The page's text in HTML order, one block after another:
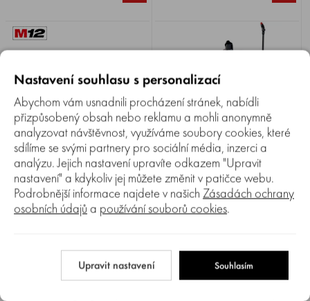
0%
Porovnat
Aku postřikovač MILWAUKEE
M12 BHCS3L-201
Aku postřikovač MILWAUKEE
M12 BHCS3L-201 , 12 V Li-
ion, průtok 0,6 - 1,6 l/min,
max. tlak 5,5 bar, objem
Skladem 1-2 ks
100%
Porovnat
Aku postřikovač SOLO 411
Classic
Aku zádový postřikovač SOLO
411 Classic , baterie Li-ion
11,1 V / 2,5 Ah, objem
nádrže 10 litrů, provozní tlak
Skladem 3-5 ks
Nastavení souhlasu s personalizací
Abychom vám usnadnili procházení stránek, nabídli
přizpůsobený obsah nebo reklamu a mohli anonymně
analyzovat návštěvnost, využíváme soubory cookies, které
sdílíme se svými partnery pro sociální média, inzerci a
analýzu. Jejich nastavení upravíte odkazem "Upravit
nastavení" a kdykoliv jej můžete změnit v patičce webu.
Podrobnější informace najdete v našich Zásadách ochrany
osobních údajů a používání souborů cookies.
Upravit nastavení Souhlasím